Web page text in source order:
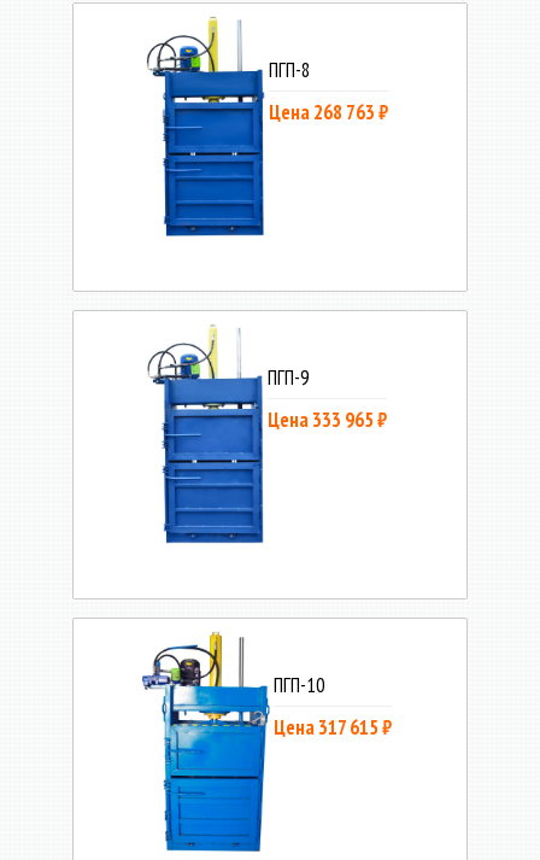
ПГП-8
Цена 268 763 ₽
ПГП-9
Цена 333 965 ₽
ПГП-10
Цена 317 615 ₽